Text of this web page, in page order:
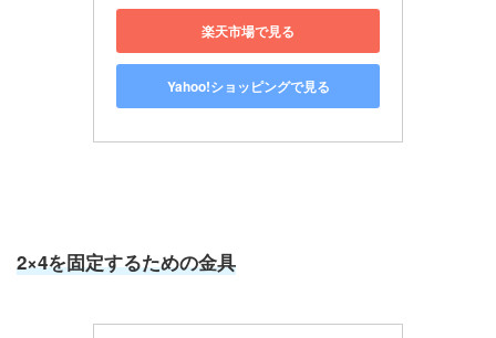
楽天市場で見る
Yahoo!ショッピングで見る
2×4を固定するための金具